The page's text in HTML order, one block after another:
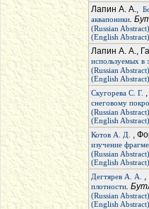
Лапин А. А.,
аквапоники.
(Russian Abstract)
(English Abstract)
Лапин А. А.,
используемых в
(Russian Abstract)
(English Abstract)
Скугорева С. Г. ,
снеговому
(Russian Abstract)
(English Abstract)
Котов А. Д.
,
изучение
(Russian Abstract)
(English Abstract)
Дегтярев А. А.
,
плотности.
(Russian Abstract)
(English Abstract)